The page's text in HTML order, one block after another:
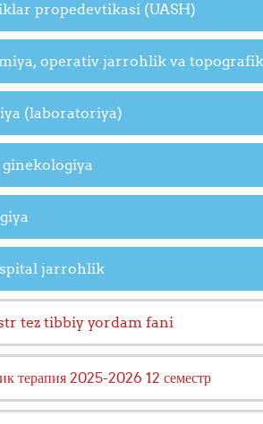
propedevtikasi (UASH)
operativ jarrohlik va
(laboratoriya)
jarrohlik
tez tibbiy yordam fani
терапия 2025-2026 12 семестр